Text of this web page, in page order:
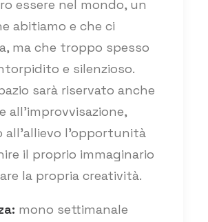
essere nel mondo, un
abitiamo e che ci
ma che troppo spesso
e silenzioso.
sarà riservato anche
all’improvvisazione,
l’opportunità
il proprio immaginario
la propria creatività.
mono settimanale